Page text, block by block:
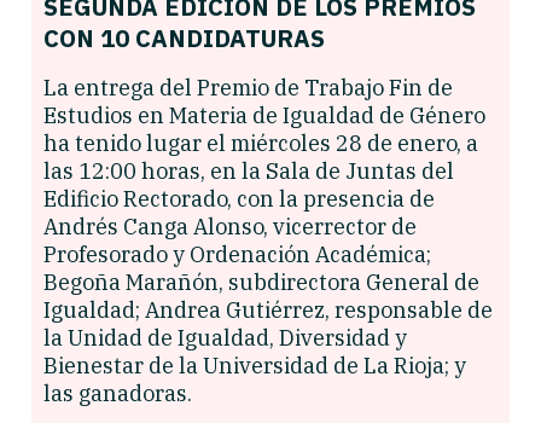
CON 10 CANDIDATURAS
La entrega del Premio de Trabajo Fin de
Estudios en Materia de Igualdad de Género
ha tenido lugar el miércoles 28 de enero, a
las 12:00 horas, en la Sala de Juntas del
Edificio Rectorado, con la presencia de
Andrés Canga Alonso, vicerrector de
Profesorado y Ordenación Académica;
Begoña Marañón, subdirectora General de
Igualdad; Andrea Gutiérrez, responsable de
la Unidad de Igualdad, Diversidad y
Bienestar de la Universidad de La Rioja; y
las ganadoras.